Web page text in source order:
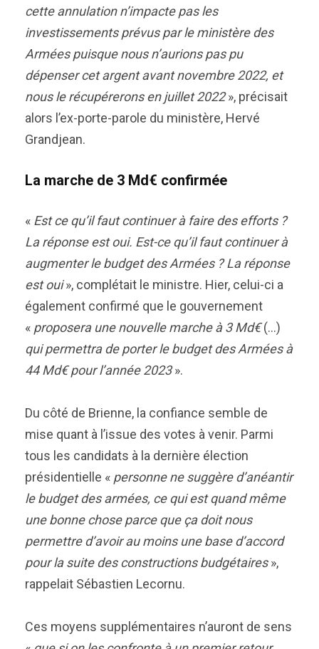
cette annulation n’impacte pas les
investissements prévus par le ministère des
Armées puisque nous n’aurions pas pu
dépenser cet argent avant novembre 2022, et
nous le récupérerons en juillet 2022», précisait
alors l’ex-porte-parole du ministère, Hervé
Grandjean.
La marche de 3 Md€ confirmée
« Est ce qu’il faut continuer à faire des efforts ?
La réponse est oui. Est-ce qu’il faut continuer à
augmenter le budget des Armées ? La réponse
est oui», complétait le ministre. Hier, celui-ci a
également confirmé que le gouvernement
« proposera une nouvelle marche à 3 Md€(…)
qui permettra de porter le budget des Armées à
44 Md€ pour l’année 2023».
Du côté de Brienne, la confiance semble de
mise quant à l’issue des votes à venir. Parmi
tous les candidats à la dernière élection
présidentielle « personne ne suggère d’anéantir
le budget des armées, ce qui est quand même
une bonne chose parce que ça doit nous
permettre d’avoir au moins une base d’accord
pour la suite des constructions budgétaires»,
rappelait Sébastien Lecornu.
Ces moyens supplémentaires n’auront de sens